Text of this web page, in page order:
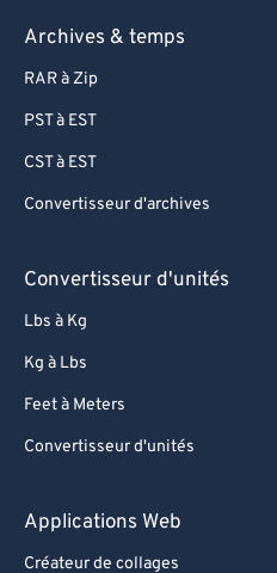
Archives & temps
RAR à Zip
PST à EST
CST à EST
Convertisseur d'archives
Convertisseur d'unités
Lbs à Kg
Kg à Lbs
Feet à Meters
Convertisseur d'unités
Applications Web
Créateur de collages